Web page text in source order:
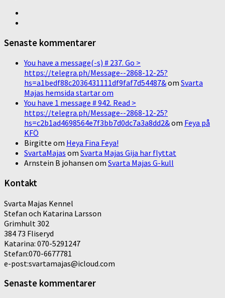
Senaste kommentarer
You have a message(-s) # 237. Go >
https://telegra.ph/Message--2868-12-25?
hs=a1bedf88c2036431111df9faf7d54487&om Svarta
Majas hemsida startar om
You have 1 message # 942. Read >
https://telegra.ph/Message--2868-12-25?
hs=c2b1ad4698564e7f3bb7d0dc7a3a8dd2&om Feya på
KFÖ
Birgitte om Heya Fina Feya!
SvartaMajas om Svarta Majas Gija har flyttat
Arnstein B johansen om Svarta Majas G-kull
Kontakt
Svarta Majas Kennel
Stefan och Katarina Larsson
Grimhult 302
384 73 Fliseryd
Katarina: 070-5291247
Stefan:070-6677781
e-post:svartamajas@icloud.com
Senaste kommentarer